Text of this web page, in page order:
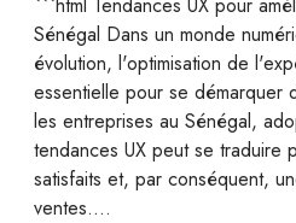
Sénégal Dans un monde
évolution, l'optimisation de
essentielle pour se démarquer
les entreprises au Sénégal,
tendances UX peut se traduire
satisfaits et, par conséquent,
ventes.…